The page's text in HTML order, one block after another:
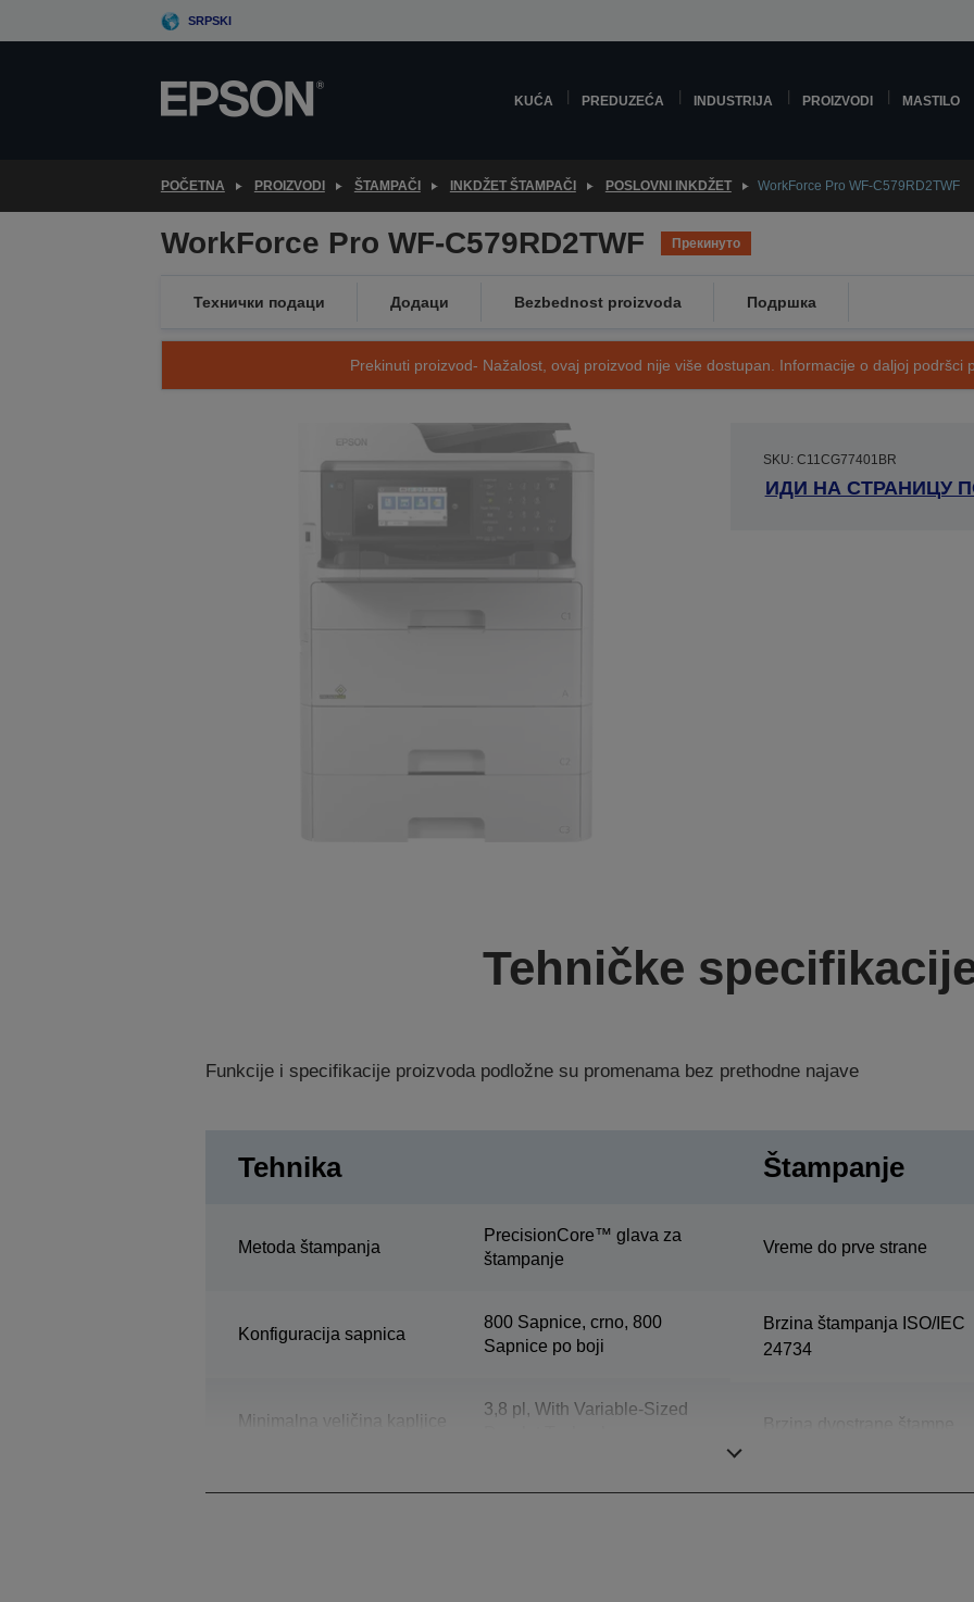
to
SRPSKI
KUĆA PREDUZEĆA INDUSTRIJA PROIZVODI MASTILO
POČETNA PROIZVODI ŠTAMPAČI INKDŽET ŠTAMPAČI POSLOVNI INKDŽET WorkForce Pro WF-C579RD2TWF
WorkForce Pro WF-C579RD2TWF Прекинуто
Технички подаци Додаци Bezbednost proizvoda Подршка
Prekinuti proizvod- Nažalost, ovaj proizvod nije više dostupan. Informacije o daljoj podršci
SKU: C11CG77401BR
ИДИ НА СТРАНИЦУ
Tehničke
Funkcije i specifikacije proizvoda podložne su promenama bez prethodne najave
Tehnika
Metoda štampanja
PrecisionCore™ glava za
štampanje
Konfiguracija sapnica
800 Sapnice, crno, 800
Sapnice po boji
Minimalna veličina kapljice
3,8 pl, With Variable-Sized
Štampanje
Vreme do prve strane
Brzina štampanja ISO/IEC
24734
Brzina dvostrane štampe